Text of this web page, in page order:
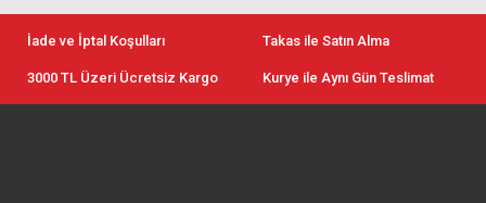
İade ve İptal Koşulları Takas ile Satın Alma
3000 TL Üzeri Ücretsiz Kargo Kurye ile Aynı Gün Teslimat